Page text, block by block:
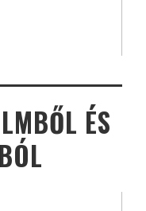
ÉS